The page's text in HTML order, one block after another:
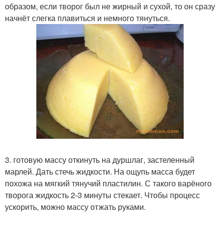
образом, если творог был не жирный и сухой, то он сразу
начнёт слегка плавиться и немного тянуться.
3. готовую массу откинуть на дуршлаг, застеленный
марлей. Дать стечь жидкости. На ощупь масса будет
похожа на мягкий тянучий пластилин. С такого варёного
творога жидкость 2-3 минуты стекает. Чтобы процесс
ускорить, можно массу отжать руками.